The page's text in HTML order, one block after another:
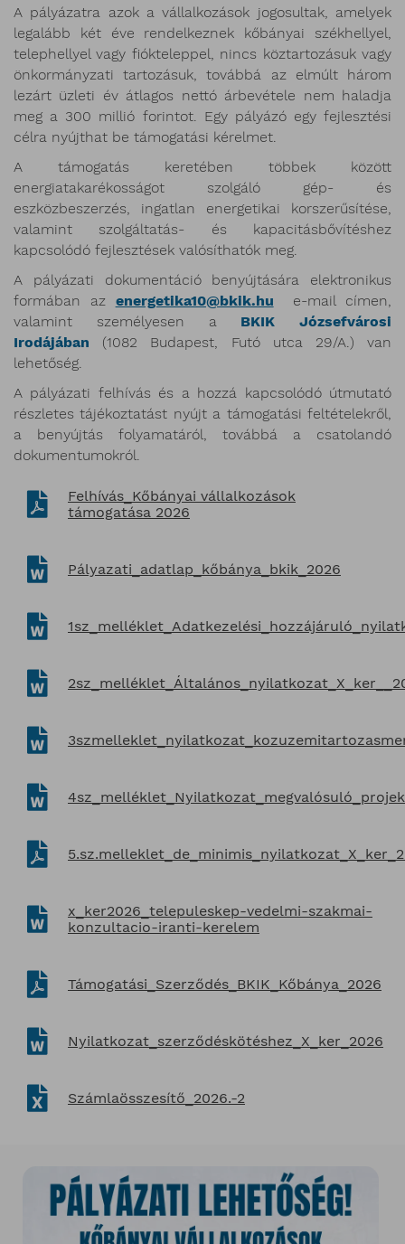
A pályázatra azok a vállalkozások jogosultak, amelyek
legalább két éve rendelkeznek kőbányai székhellyel,
telephellyel vagy fiókteleppel, nincs köztartozásuk vagy
önkormányzati tartozásuk, továbbá az elmúlt három
lezárt üzleti év átlagos nettó árbevétele nem haladja
meg a 300 millió forintot. Egy pályázó egy fejlesztési
célra nyújthat be támogatási kérelmet.
A támogatás keretében többek között
energiatakarékosságot szolgáló gép- és
eszközbeszerzés, ingatlan energetikai korszerűsítése,
valamint szolgáltatás- és kapacitásbővítéshez
kapcsolódó fejlesztések valósíthatók meg.
A pályázati dokumentáció benyújtására elektronikus
formában az energetika10@bkik.hu e-mail címen,
valamint személyesen a BKIK Józsefvárosi
Irodájában (1082 Budapest, Futó utca 29/A.) van
lehetőség.
A pályázati felhívás és a hozzá kapcsolódó útmutató
részletes tájékoztatást nyújt a támogatási feltételekről,
a benyújtás folyamatáról, továbbá a csatolandó
dokumentumokról.
Felhívás_Kőbányai vállalkozások
támogatása 2026
Pályazati_adatlap_kőbánya_bkik_2026
x_ker2026_telepuleskep-vedelmi-szakmai-
konzultacio-iranti-kerelem
Támogatási_Szerződés_BKIK_Kőbánya_2026
Nyilatkozat_szerződéskötéshez_X_ker_2026
Számlaösszesítő_2026.-2